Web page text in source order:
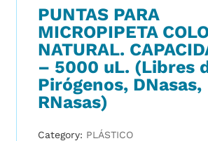
PUNTAS PARA
MICROPIPETA
NATURAL.
– 5000 uL. (Libres
Pirógenos, DNasas,
RNasas)
Category: PLÁSTICO